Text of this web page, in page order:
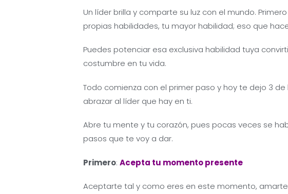
Un líder brilla y comparte su luz con el mundo.
propias habilidades, tu mayor habilidad; eso que
Puedes potenciar esa exclusiva habilidad tuya
costumbre en tu vida.
Todo comienza con el primer paso y hoy te dejo 3
abrazar al líder que hay en ti.
Abre tu mente y tu corazón, pues pocas veces se
pasos que te voy a dar.
Primero: Acepta tu momento presente
Aceptarte tal y como eres en este momento,